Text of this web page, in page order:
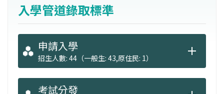
「生物技術」兩學程。4.重視多元教學，如問題
導向（PBL）教學模式、群體教學模式（TBL）
入學管道錄取標準
申請入學
招生人數: 44（一般生: 43,原住民: 1）
考試分發